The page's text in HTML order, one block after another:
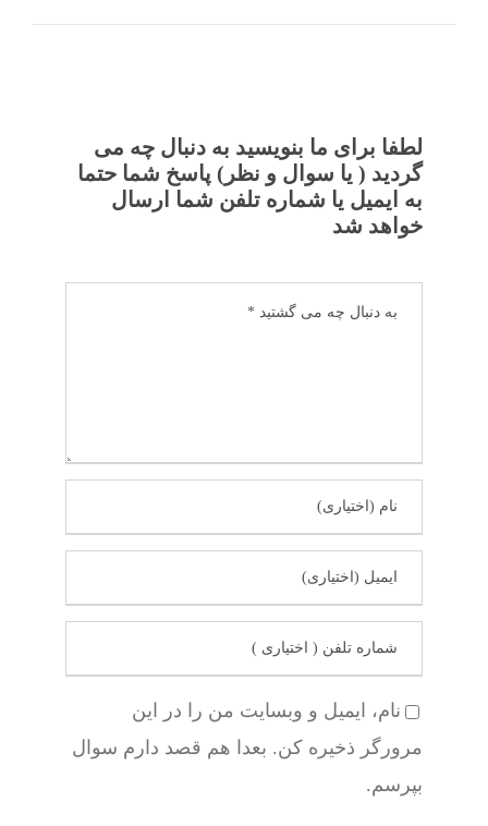
لطفا برای ما بنویسید به دنبال چه می
گردید ( یا سوال و نظر) پاسخ شما حتما
به ایمیل یا شماره تلفن شما ارسال
خواهد شد
نام، ایمیل و وبسایت من را در این
مرورگر ذخیره کن. بعدا هم قصد دارم سوال
بپرسم.